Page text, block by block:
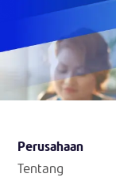
Perusahaan
Tentang